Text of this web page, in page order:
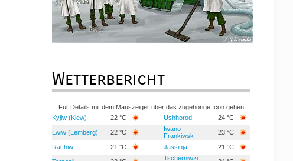
Wetterbericht
Für Details mit dem Mauszeiger über das zugehörige Icon gehen
Kyjiw (Kiew)
22 °C Ushhorod 24 °C
Lwiw (Lemberg) 22 °C
Iwano-
Frankiwsk
23 °C
Rachiw 21 °C Jassinja 21 °C
Tscherniwzi